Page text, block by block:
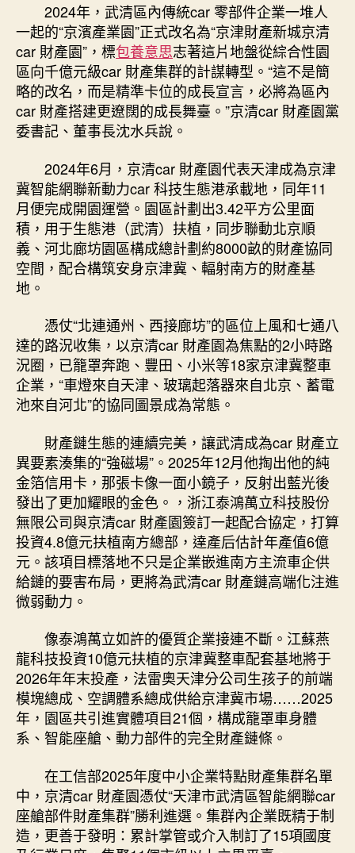
2024年，武清區內傳統car 零部件企業一堆人
一起的“京濱產業園”正式改名為“京津財產新城京清
car 財產園”，標包養意思志著這片地盤從綜合性園
區向千億元級car 財產集群的計謀轉型。“這不是簡
略的改名，而是精準卡位的成長宣言，必將為區內
car 財產搭建更遼闊的成長舞臺。”京清car 財產園黨
委書記、董事長沈水兵說。
2024年6月，京清car 財產園代表天津成為京津
冀智能網聯新動力car 科技生態港承載地，同年11
月便完成開園運營。園區計劃出3.42平方公里面
積，用于生態港（武清）扶植，同步聯動北京順
義、河北廊坊園區構成總計劃約8000畝的財產協同
空間，配合構筑安身京津冀、輻射南方的財產基
地。
憑仗“北連通州、西接廊坊”的區位上風和七通八
達的路況收集，以京清car 財產園為焦點的2小時路
況圈，已籠罩奔跑、豐田、小米等18家京津冀整車
企業，“車燈來自天津、玻璃起落器來自北京、蓄電
池來自河北”的協同圖景成為常態。
財產鏈生態的連續完美，讓武清成為car 財產立
異要素湊集的“強磁場”。2025年12月他掏出他的純
金箔信用卡，那張卡像一面小鏡子，反射出藍光後
發出了更加耀眼的金色。，浙江泰鴻萬立科技股份
無限公司與京清car 財產園簽訂一起配合協定，打算
投資4.8億元扶植南方總部，達產后估計年產值6億
元。該項目標落地不只是企業嵌進南方主流車企供
給鏈的要害布局，更將為武清car 財產鏈高端化注進
微弱動力。
像泰鴻萬立如許的優質企業接連不斷。江蘇燕
龍科技投資10億元扶植的京津冀整車配套基地將于
2026年年末投產，法雷奧天津分公司生孩子的前端
模塊總成、空調體系總成供給京津冀市場……2025
年，園區共引進實體項目21個，構成籠罩車身體
系、智能座艙、動力部件的完全財產鏈條。
在工信部2025年度中小企業特點財產集群名單
中，京清car 財產園憑仗“天津市武清區智能網聯car
座艙部件財產集群”勝利進選。集群內企業既精于制
造，更善于發明：累計掌管或介入制訂了15項國度